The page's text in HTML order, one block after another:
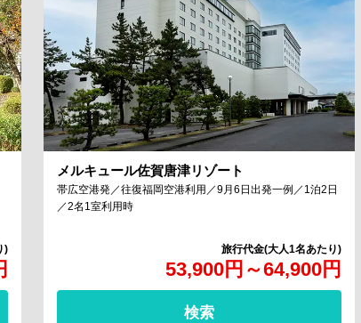
メルキュール佐賀唐津リゾート
53,900円 ～64,900円
帯広空港発／往復福岡空港利用／9月6日出発一例／1泊2日
／2名1室利用時
検索